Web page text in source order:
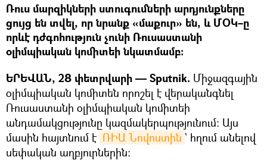
Ռուս մարզիկների ստուգումների արդյունքները
ցույց են տվել, որ նրանք «մաքուր» են, և ՄՕԿ–ը
որևէ դժգոհություն չունի Ռուսաստանի
օլիմպիական կոմիտեի նկատմամբ։
ԵՐԵՎԱՆ, 28 փետրվարի — Sputnik. Միջազգային
օլիմպիական կոմիտեն որոշել է վերականգնել
Ռուսաստանի օլիմպիական կոմիտեի
անդամակցությունը կազմակերպությունում։ Այս
մասին հայտնում է ՌԻԱ Նովոստին ` հղում անելով
սեփական աղբյուրներին։